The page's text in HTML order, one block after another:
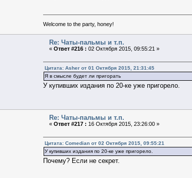
Welcome to the party, honey!
Re: Чаты-пальмы и т.п.
«Ответ #216 : 02 Октября 2015, 09:55:21 »
Цитата: Asher от 01 Октября 2015, 21:31:45
Я в смысле будет ли пригорать
У купивших издания по 20-ке уже пригорело.
Re: Чаты-пальмы и т.п.
«Ответ #217 : 16 Октября 2015, 23:26:00 »
Цитата: Comedian от 02 Октября 2015, 09:55:21
У купивших издания по 20-ке уже пригорело.
Почему? Если не секрет.